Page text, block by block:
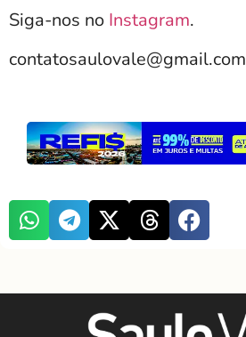
Siga-nos no Instagram.
contatosaulovale@gmail.com